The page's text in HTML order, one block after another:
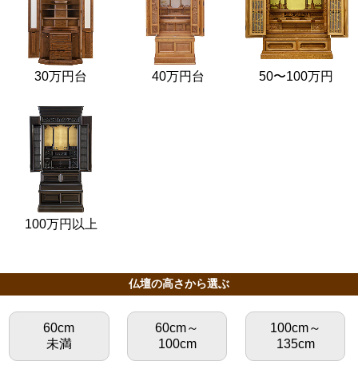
30万円台 40万円台 50〜100万円
100万円以上
仏壇の高さから選ぶ
60cm
未満
60cm～
100cm
100cm～
135cm